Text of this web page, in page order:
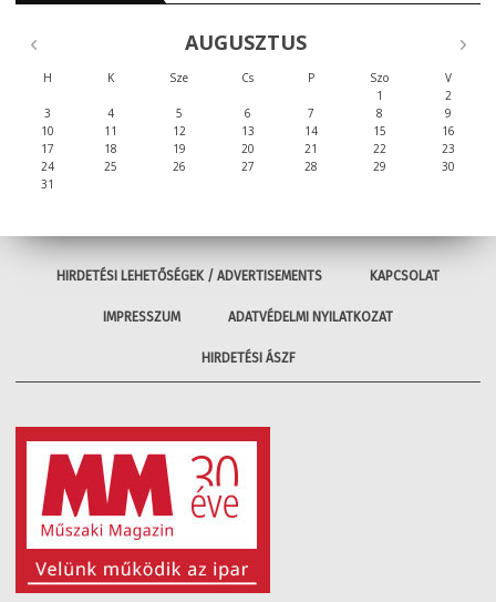
AUGUSZTUS
H K Sze Cs P Szo
V
1
2
3
4 5 6 7 8
9
10
11 12 13 14 15
16
17
18 19 20 21 22
23
24
25 26 27 28 29
30
31
HIRDETÉSI LEHETŐSÉGEK / ADVERTISEMENTS KAPCSOLAT
IMPRESSZUM ADATVÉDELMI NYILATKOZAT
HIRDETÉSI ÁSZF